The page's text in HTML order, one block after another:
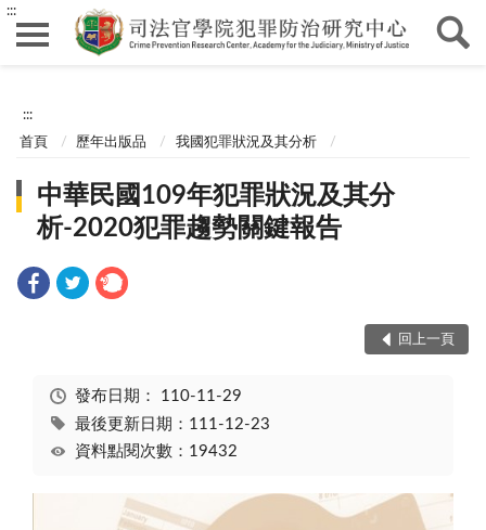
:::
:::
首頁 歷年出版品 我國犯罪狀況及其分析
中華民國109年犯罪狀況及其分
析-2020犯罪趨勢關鍵報告
回上一頁
發布日期： 110-11-29
最後更新日期：111-12-23
資料點閱次數：19432